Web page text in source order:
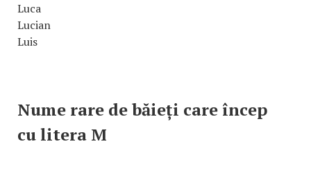
Luca
Lucian
Luis
Nume rare de băieți care încep
cu litera M